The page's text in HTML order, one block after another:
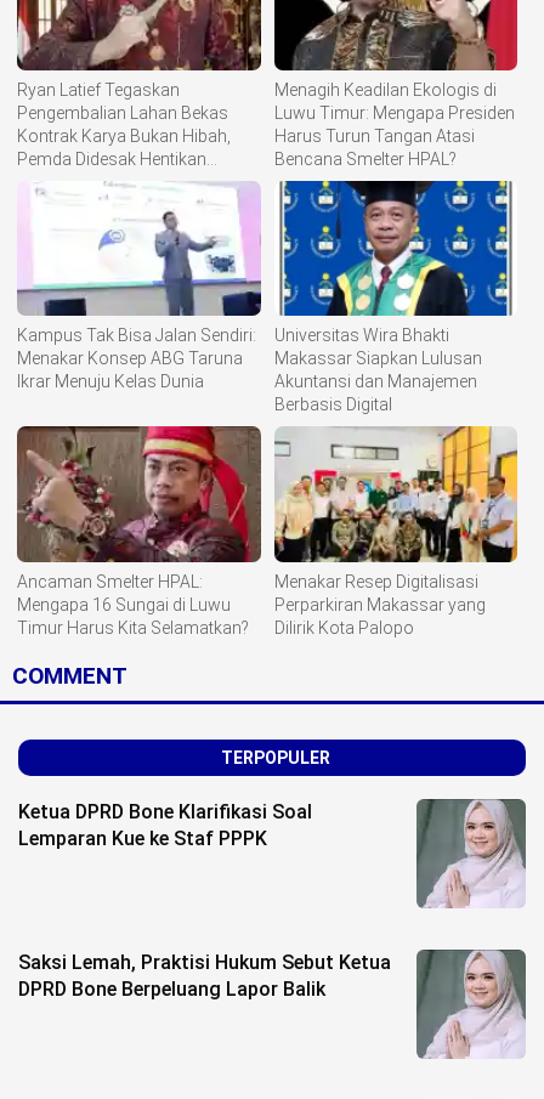
Ryan Latief Tegaskan
Pengembalian Lahan Bekas
Kontrak Karya Bukan Hibah,
Pemda Didesak Hentikan
Komoditisasi Tanah Ulayat
Menagih Keadilan Ekologis di
Luwu Timur: Mengapa Presiden
Harus Turun Tangan Atasi
Bencana Smelter HPAL?
Kampus Tak Bisa Jalan Sendiri:
Menakar Konsep ABG Taruna
Ikrar Menuju Kelas Dunia
Universitas Wira Bhakti
Makassar Siapkan Lulusan
Akuntansi dan Manajemen
Berbasis Digital
Ancaman Smelter HPAL:
Mengapa 16 Sungai di Luwu
Timur Harus Kita Selamatkan?
Menakar Resep Digitalisasi
Perparkiran Makassar yang
Dilirik Kota Palopo
COMMENT
TERPOPULER
Ketua DPRD Bone Klarifikasi Soal
Lemparan Kue ke Staf PPPK
Saksi Lemah, Praktisi Hukum Sebut Ketua
DPRD Bone Berpeluang Lapor Balik